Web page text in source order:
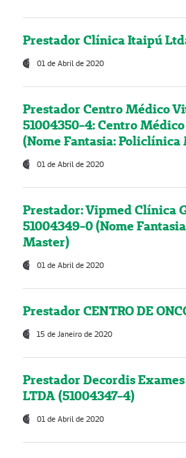
Prestador Clínica Itaipú
01 de Abril de 2020
Prestador Centro Médico
51004350-4: Centro
(Nome Fantasia: Policlínica
01 de Abril de 2020
Prestador: Vipmed Clínica
51004349-0 (Nome
Master)
01 de Abril de 2020
Prestador CENTRO DE
15 de Janeiro de 2020
Prestador Decordis
LTDA (51004347-4)
01 de Abril de 2020